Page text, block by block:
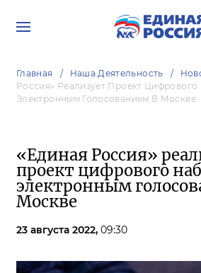
Главная Наша Деятельность
Россия» Реализует Проект
Электронным Голосованием В Москве
«Единая Россия»
проект цифрового
электронным
Москве
23 августа 2022, 09:30